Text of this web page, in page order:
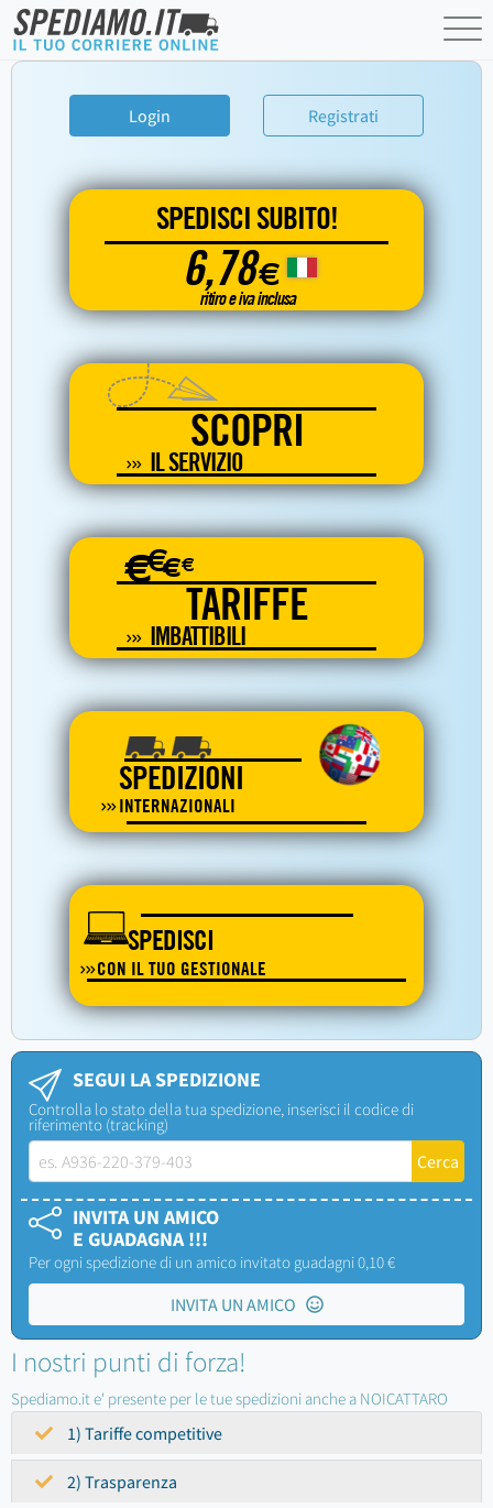
Login Registrati
SPEDISCI SUBITO!
6,78€
ritiro e iva inclusa
SCOPRI
IL SERVIZIO
€€€€
TARIFFE
IMBATTIBILI
SPEDIZIONI
INTERNAZIONALI
SPEDISCI
CON IL TUO GESTIONALE
SEGUI LA SPEDIZIONE
Controlla lo stato della tua spedizione, inserisci il codice di
riferimento (tracking)
INVITA UN AMICO
E GUADAGNA !!!
Per ogni spedizione di un amico invitato guadagni 0,10 €
INVITA UN AMICO
I nostri punti di forza!
Spediamo.it e' presente per le tue spedizioni anche a NOICATTARO
1) Tariffe competitive
2) Trasparenza